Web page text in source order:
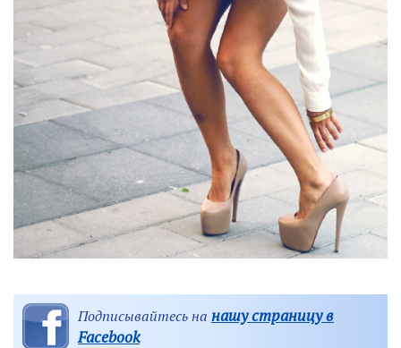
Подписывайтесь на нашу страницу в
Facebook